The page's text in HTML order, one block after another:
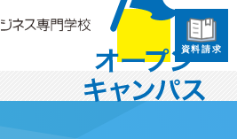
資料請求